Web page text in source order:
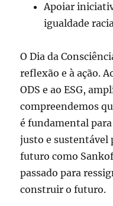
Apoiar
igualdade
O Dia da
reflexão e à ação.
ODS e ao ESG,
compreendemos
é fundamental
justo e sustentável
futuro como
passado para
construir o futuro.